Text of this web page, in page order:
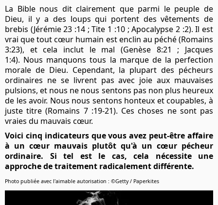
La Bible nous dit clairement que parmi le peuple de
Dieu, il y a des loups qui portent des vêtements de
brebis (Jérémie 23 :14 ; Tite 1 :10 ; Apocalypse 2 :2). Il est
vrai que tout cœur humain est enclin au péché (Romains
3:23), et cela inclut le mal (Genèse 8:21 ; Jacques
1:4). Nous manquons tous la marque de la perfection
morale de Dieu. Cependant, la plupart des pécheurs
ordinaires ne se livrent pas avec joie aux mauvaises
pulsions, et nous ne nous sentons pas non plus heureux
de les avoir. Nous nous sentons honteux et coupables, à
juste titre (Romains 7 :19-21). Ces choses ne sont pas
vraies du mauvais cœur.
Voici cinq indicateurs que vous avez peut-être affaire
à un cœur mauvais plutôt qu'à un cœur pécheur
ordinaire. Si tel est le cas, cela nécessite une
approche de traitement radicalement différente.
Photo publiée avec l'aimable autorisation : ©Getty / Paperkites